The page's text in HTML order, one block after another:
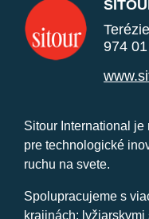
974
Sitour International
pre technologické
ruchu na svete.
Spolupracujeme s
krajinách: